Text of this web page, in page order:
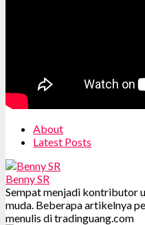
About
Latest Posts
Benny SR
Sempat menjadi kontributor
muda. Beberapa artikelnya
menulis di tradinguang.com